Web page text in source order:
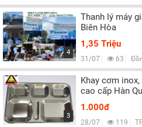
4
Thanh lý máy
Biên Hòa
1,35 Triệu
31/07 63
3
Khay cơm
cao cấp Hàn
1.000đ
28/07 119